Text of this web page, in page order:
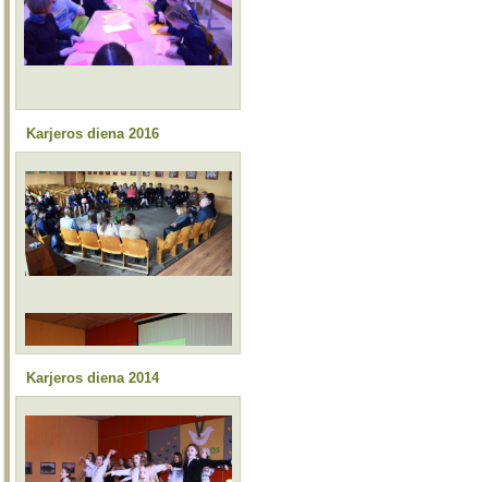
Karjeros diena 2016
Karjeros diena 2014